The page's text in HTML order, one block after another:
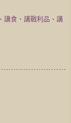
講食、講戰利品、講